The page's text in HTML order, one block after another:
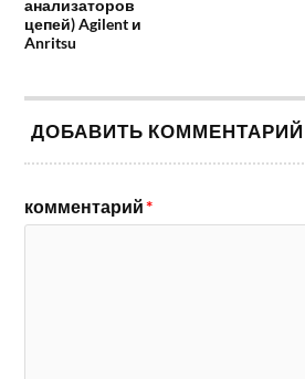
анализаторов
цепей) Agilent и
Anritsu
ДОБАВИТЬ КОММЕНТАРИЙ
комментарий*